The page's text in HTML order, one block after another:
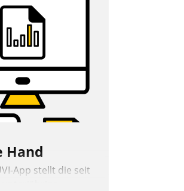
kooperieren –
profitieren: Die
Lösungen von
ermöglicht
zielgerichtete
eine starke
datengestützte
Hand
App stellt die seit